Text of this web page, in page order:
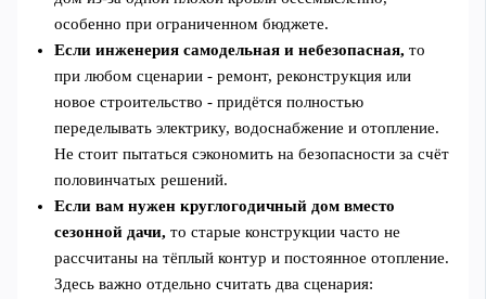
особенно при ограниченном бюджете.
Если инженерия самодельная и небезопасная, то
при любом сценарии - ремонт, реконструкция или
новое строительство - придётся полностью
переделывать электрику, водоснабжение и отопление.
Не стоит пытаться сэкономить на безопасности за счёт
половинчатых решений.
Если вам нужен круглогодичный дом вместо
сезонной дачи, то старые конструкции часто не
рассчитаны на тёплый контур и постоянное отопление.
Здесь важно отдельно считать два сценария: